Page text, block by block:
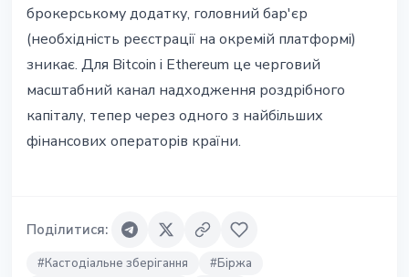
брокерському додатку, головний бар'єр
(необхідність реєстрації на окремій платформі)
зникає. Для Bitcoin і Ethereum це черговий
масштабний канал надходження роздрібного
капіталу, тепер через одного з найбільших
фінансових операторів країни.
Поділитися:
#Кастодіальне зберігання #Біржа